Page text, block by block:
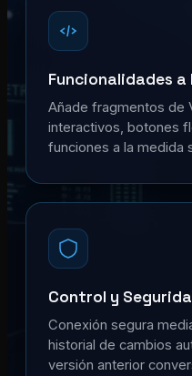
Funcionalidades a
Añade fragmentos de
interactivos, botones
funciones a la medida
Control y
Conexión segura
historial de cambios
versión anterior